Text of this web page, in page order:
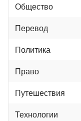
Общество
Перевод
Политика
Право
Путешествия
Технологии